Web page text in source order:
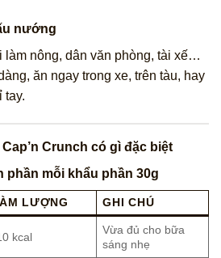
nướng
nông, dân văn phòng, tài xế…
ăn ngay trong xe, trên tàu, hay
tay.
Crunch có gì đặc biệt
phần mỗi khẩu phần 30g
LƯỢNG GHI CHÚ
kcal
Vừa đủ cho bữa
sáng nhẹ